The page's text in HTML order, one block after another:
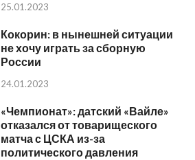
25.01.2023
Кокорин: в нынешней ситуации
не хочу играть за сборную
России
24.01.2023
«Чемпионат»: датский «Вайле»
отказался от товарищеского
матча с ЦСКА из-за
политического давления